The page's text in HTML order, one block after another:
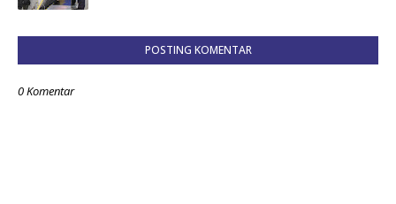
POSTING KOMENTAR
0 Komentar